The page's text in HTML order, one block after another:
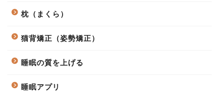
枕（まくら）
猫背矯正（姿勢矯正）
睡眠の質を上げる
睡眠アプリ